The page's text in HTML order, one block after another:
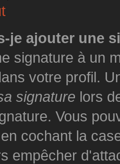
je ajouter une
signature à un
votre profil.
signature lors
Vous
cochant la
empêcher